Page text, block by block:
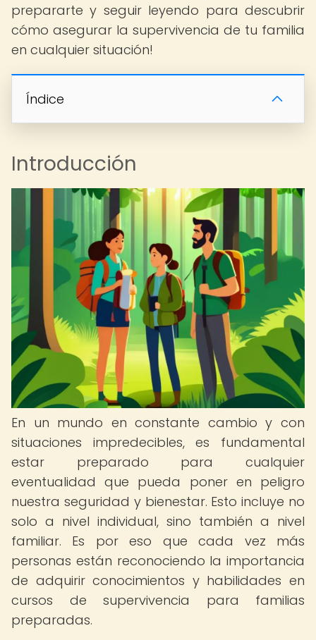
prepararte y seguir leyendo para descubrir
cómo asegurar la supervivencia de tu familia
en cualquier situación!
Índice
Introducción
En un mundo en constante cambio y con
situaciones impredecibles, es fundamental
estar preparado para cualquier
eventualidad que pueda poner en peligro
nuestra seguridad y bienestar. Esto incluye no
solo a nivel individual, sino también a nivel
familiar. Es por eso que cada vez más
personas están reconociendo la importancia
de adquirir conocimientos y habilidades en
cursos de supervivencia para familias
preparadas.